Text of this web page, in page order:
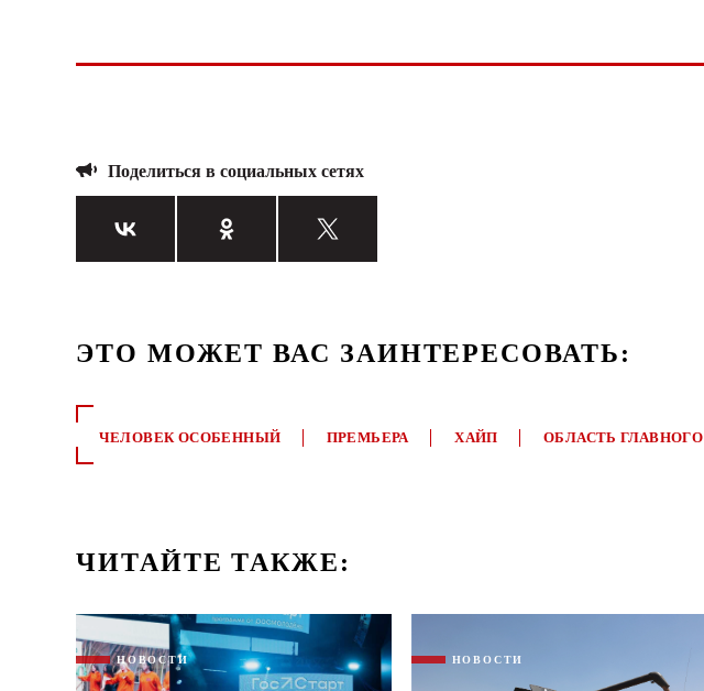
Поделиться в социальных сетях
ЭТО МОЖЕТ ВАС ЗАИНТЕРЕСОВАТЬ:
ЧЕЛОВЕК ОСОБЕННЫЙ ПРЕМЬЕРА ХАЙП ОБЛАСТЬ ГЛАВНОГО
ЧИТАЙТЕ ТАКЖЕ:
НОВОСТИ НОВОСТИ